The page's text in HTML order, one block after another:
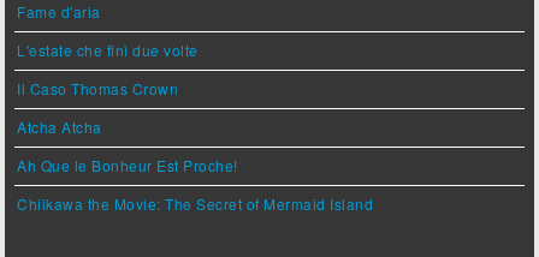
Fame d'aria
L'estate che finì due volte
Il Caso Thomas Crown
Atcha Atcha
Ah Que le Bonheur Est Proche!
Chiikawa the Movie: The Secret of Mermaid Island